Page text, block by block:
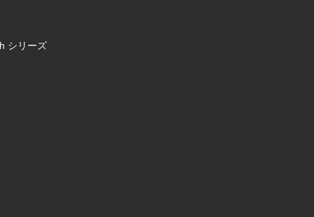
シリーズ